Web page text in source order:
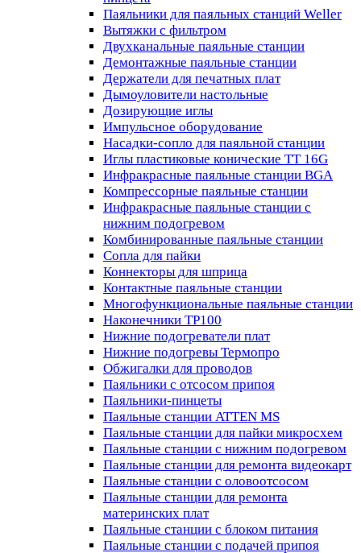
Паяльники для паяльных станций Weller
Вытяжки с фильтром
Двухканальные паяльные станции
Демонтажные паяльные станции
Держатели для печатных плат
Дымоуловители настольные
Дозирующие иглы
Импульсное оборудование
Насадки-сопло для паяльной станции
Иглы пластиковые конические TT 16G
Инфракрасные паяльные станции BGA
Компрессорные паяльные станции
Инфракрасные паяльные станции с
нижним подогревом
Комбинированные паяльные станции
Сопла для пайки
Коннекторы для шприца
Контактные паяльные станции
Многофункциональные паяльные станции
Наконечники TP100
Нижние подогреватели плат
Нижние подогревы Термопро
Обжигалки для проводов
Паяльники с отсосом припоя
Паяльники-пинцеты
Паяльные станции ATTEN MS
Паяльные станции для пайки микросхем
Паяльные станции с нижним подогревом
Паяльные станции для ремонта видеокарт
Паяльные станции с оловоотсосом
Паяльные станции для ремонта
материнских плат
Паяльные станции с блоком питания
Паяльные станции с подачей припоя